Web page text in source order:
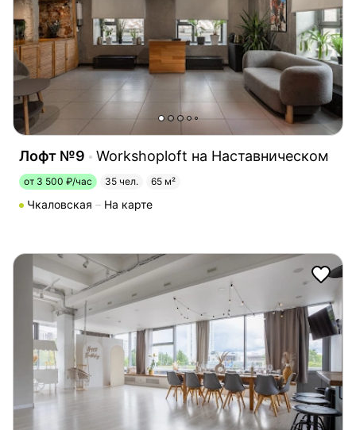
Лофт №9 Workshoploft на Наставническом
от 3 500 ₽/час 35 чел. 65 м²
Чкаловская На карте